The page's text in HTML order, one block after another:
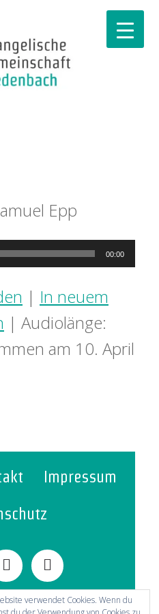
Epp
00:00
| In neuem
| Audiolänge:
am 10. April
Impressum
verwendet Cookies. Wenn du